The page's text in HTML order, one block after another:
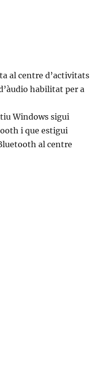
al centre d’activitats
habilitat per a
Windows sigui
i que estigui
al centre